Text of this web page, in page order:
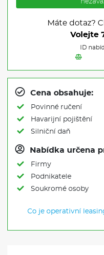
Máte dotaz?
Volejte
ID
Cena obsahuje:
Povinné ručení
Havarijní pojištění
Silniční daň
Nabídka určena
Firmy
Podnikatele
Soukromé osoby
Co je operativní